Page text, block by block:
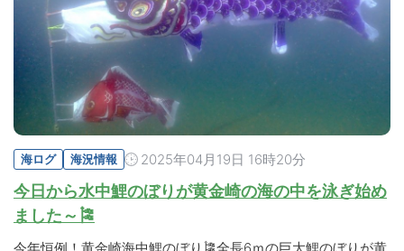
海ログ 海況情報 2025年04月19日 16時20分
今日から水中鯉のぼりが黄金崎の海の中を泳ぎ始め
ました～🎏